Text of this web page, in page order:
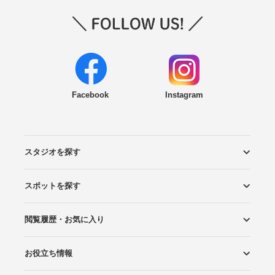
Facebook Instagram
スタジオを探す
エリアから探す
こだわりから探す
NEW PHOTO STYLE
プランから探す
フォトタイプ診断
フォトグラファーから探す
国内リゾートから探す
スポットを探す
ロケーションから探す
スタジオから探す
閲覧履歴・お気に入り
閲覧スタジオ
お気に入り
お役立ち情報